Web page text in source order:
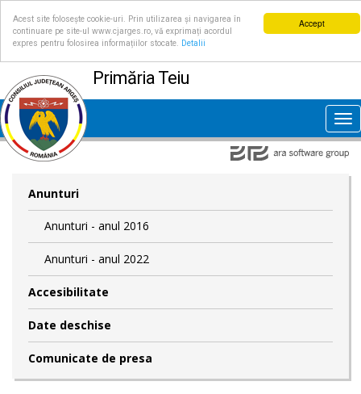
Accept
Acest site folosește cookie-uri. Prin utilizarea și navigarea în
continuare pe site-ul www.cjarges.ro, vă exprimați acordul
expres pentru folosirea informațiilor stocate.
Detalii
Primăria Teiu
Anunturi
Anunturi - anul 2016
Anunturi - anul 2022
Accesibilitate
Date deschise
Comunicate de presa